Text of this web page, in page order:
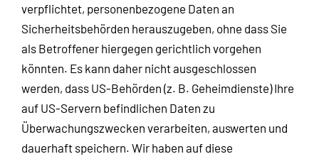
verpflichtet, personenbezogene Daten an
Sicherheitsbehörden herauszugeben, ohne dass Sie
als Betroffener hiergegen gerichtlich vorgehen
könnten. Es kann daher nicht ausgeschlossen
werden, dass US-Behörden (z. B. Geheimdienste) Ihre
auf US-Servern befindlichen Daten zu
Überwachungszwecken verarbeiten, auswerten und
dauerhaft speichern. Wir haben auf diese